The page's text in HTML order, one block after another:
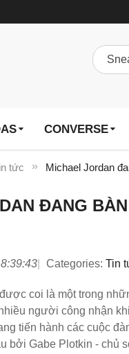
CONVERSE
tức Michael Jordan
ĐANG
Categories: Tin
coi là một trong
người công nhận
tiến hành các cuộc
bởi Gabe Plotkin - chủ